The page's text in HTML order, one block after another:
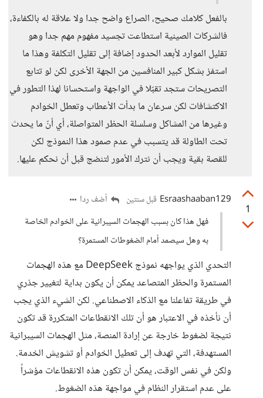
بالفعل كلامك صحيح، الصراع واضح جدا ولا علاقة له بالكفاءة،
فالشركات الصينية استطاعت تجسيد مفهوم مهم جدا وهو
تقليل الموارد لأبعد الحدود إضافة إلى تقليل التكلفة وهذا ما
استفز بشكل كبير المنافسين من الجهة الأخرى لكن لو تتابع
التصريحات ستجد تقبّلا في الواجهة واستحسانا لهذا التطور في
الاكتشافات لكن سرعان ما بدأت الأعطاب وتعطل الخوادم
وغيرها من المشاكل وسلسلة الحظر المتواصلة، أي أنّ ما يحدث
تحت الطاولة قد يتسبب في عدم صمود هذا النموذج لكن
للقصة بقية ويجب أن نترك الأمور لتنضج قبل أن نحكم عليها.
1
Esraashaaban129 قبل سنتين
أضف ردا
فهل هذا كان بسبب الهجمات السيبرانية على الخوادم الخاصة
به وهل سيصمد أمام الضغوطات المستمرة؟
التحدي الذي يواجهه نموذج DeepSeek مع هذه الهجمات
المستمرة والحظر المتصاعد يمكن أن يكون بداية لتغيير جذري
في طريقة تفاعلنا مع الذكاء الاصطناعي. لكن الشيء الذي يجب
أن نأخذه في الاعتبار هو أن تلك الانقطاعات المتكررة قد تكون
نتيجة لضغوط خارجة عن إرادة المنصة، مثل الهجمات السيبرانية
المستهدفة، التي تهدف إلى تعطيل الخوادم أو تشويش الخدمة.
ولكن في نفس الوقت، يمكن أن تكون هذه الانقطاعات مؤشراً
على عدم استقرار النظام في مواجهة هذه الضغوط.